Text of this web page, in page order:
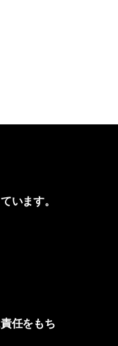
います。
任をもち